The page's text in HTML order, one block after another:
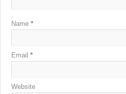
Name*
Email*
Website